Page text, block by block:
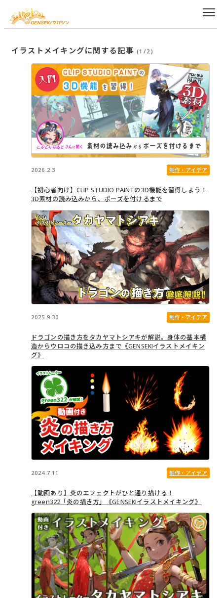
イラストメイキングに関する記事 (1/2)
2026.2.3 制作・アイデア
【初心者向け】CLIP STUDIO PAINTの3D機能を習得しよう！
3D素材の読み込みから、ポーズを付けるまで
2025.9.30 制作・アイデア
ドラゴンの描き方をタカヤマトシアキが解説。身体の基本構
造からウロコの描き込み方まで《GENSEKIイラストメイキン
グ》
2024.7.11 制作・アイデア
【動画あり】炎のエフェクトがひと通り描ける！
green322「炎の描き方」《GENSEKIイラストメイキング》